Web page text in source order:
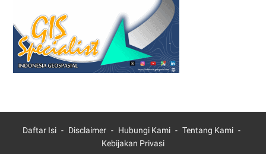
Daftar Isi Disclaimer Hubungi Kami
Tentang Kami
Kebijakan Privasi